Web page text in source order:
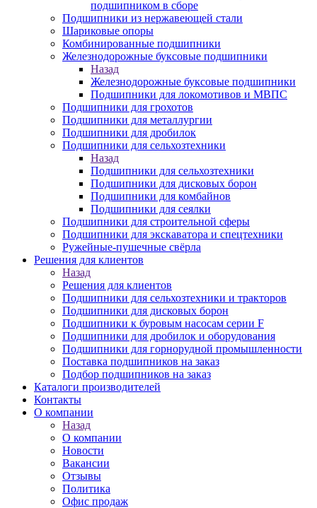
подшипником в сборе
Подшипники из нержавеющей стали
Шариковые опоры
Комбинированные подшипники
Железнодорожные буксовые подшипники
Назад
Железнодорожные буксовые подшипники
Подшипники для локомотивов и МВПС
Подшипники для грохотов
Подшипники для металлургии
Подшипники для дробилок
Подшипники для сельхозтехники
Назад
Подшипники для сельхозтехники
Подшипники для дисковых борон
Подшипники для комбайнов
Подшипники для сеялки
Подшипники для строительной сферы
Подшипники для экскаватора и спецтехники
Ружейные-пушечные свёрла
Решения для клиентов
Назад
Решения для клиентов
Подшипники для сельхозтехники и тракторов
Подшипники для дисковых борон
Подшипники к буровым насосам серии F
Подшипники для дробилок и оборудования
Подшипники для горнорудной промышленности
Поставка подшипников на заказ
Подбор подшипников на заказ
Каталоги производителей
Контакты
О компании
Назад
О компании
Новости
Вакансии
Отзывы
Политика
Офис продаж